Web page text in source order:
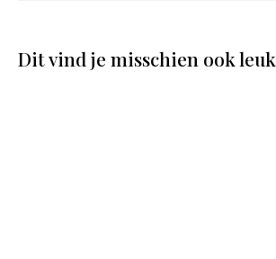
Dit vind je misschien ook leuk